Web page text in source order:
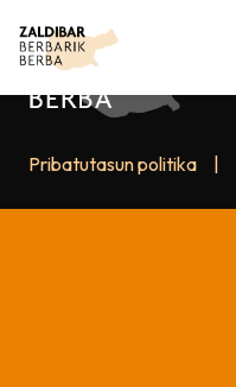
Pribatutasun politika